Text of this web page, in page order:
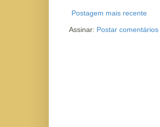
Postagem mais recente
Assinar: Postar